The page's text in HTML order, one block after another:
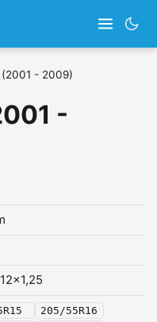
- 2009)
-
205/55R16